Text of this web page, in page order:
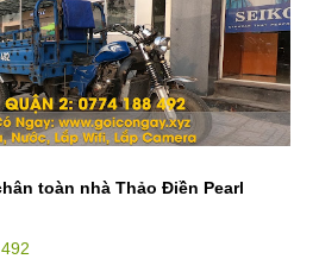
toàn nhà Thảo Điền Pearl